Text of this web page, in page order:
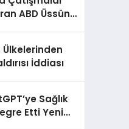
ABD Üssünü
Ülkelerinden
İddiası
Sağlık
Etti Yeni